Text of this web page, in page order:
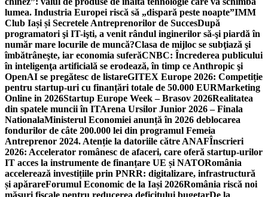
lumea. Industria Europei riscă să „dispară peste noapte”IMM
Club Iași și Secretele Antreprenorilor de SuccesDupă
programatori şi IT-işti, a venit rândul inginerilor să-şi piardă în
număr mare locurile de muncă?Clasa de mijloc se subţiază şi
îmbătrâneşte, iar economia suferăCNBC: Încrederea publicului
în inteligenţa artificială se erodează, în timp ce Anthropic şi
OpenAI se pregătesc de listareGITEX Europe 2026: Competiție
pentru startup-uri cu finanțări totale de 50.000 EURMarketing
Online in 2026Startup Europe Week – Brasov 2026Realitatea
din spatele muncii în ITArena Ursilor Junior 2026 – Finala
NationalaMinisterul Economiei anunță în 2026 deblocarea
fondurilor de câte 200.000 lei din programul Femeia
Antreprenor 2024. Atenție la datoriile către ANAFÎnscrieri
2026: Accelerator românesc de afaceri, care oferă startup-urilor
IT acces la instrumente de finanțare UE și NATORomânia
accelerează investițiile prin PNRR: digitalizare, infrastructură
și apărareForumul Economic de la Iași 2026România riscă noi
măsuri fiscale pentru reducerea deficitului bugetarDe la